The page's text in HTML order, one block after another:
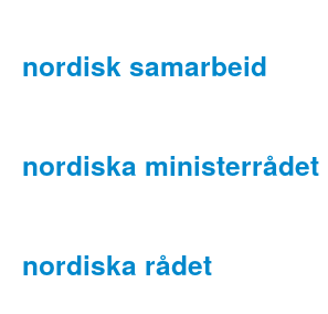
nordisk samarbeid
nordiska ministerrådet
nordiska rådet